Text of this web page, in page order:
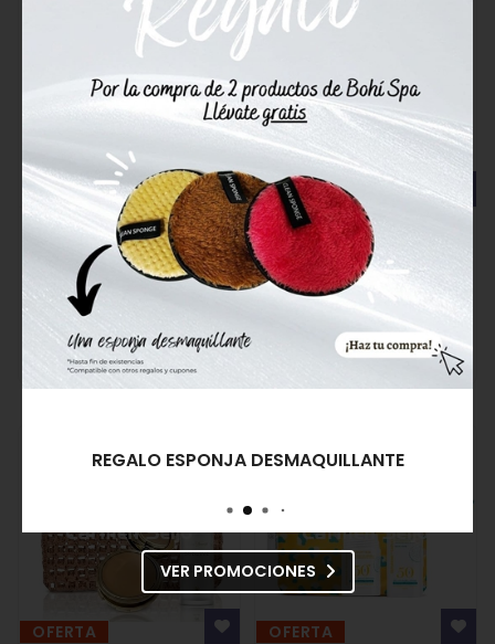
Montibello Urban Expert
Protect COLOR SPF 50+
Sun Age
38,60€
Comprar
OFERTA
Alissi Brontë Pack
Extremuva Facial con
COLOR SPF 50+ y Sérum
Sublime
99,90€
Comprar
OFERTA
OFERTA
REGALO ESPONJA DESMAQUILLANTE
VER PROMOCIONES